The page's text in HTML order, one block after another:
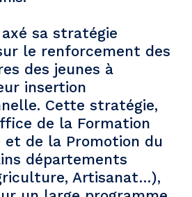
sa stratégie
le renforcement des
des jeunes à
insertion
Cette stratégie,
de la Formation
et de la Promotion du
départements
Artisanat…),